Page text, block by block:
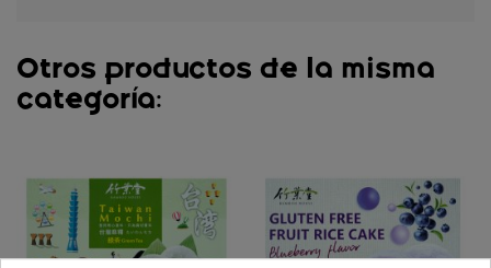
Otros productos de la misma
categoría: